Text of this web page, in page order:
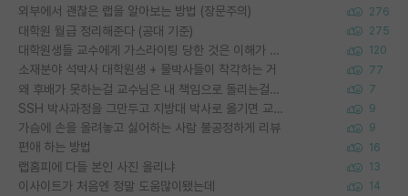
외부에서 괜찮은 랩을 알아보는 방법 (장문주의) 276
대학원 월급 정리해준다 (공대 기준) 275
대학원생들 교수에게 가스라이팅 당한 것은 이해가 갑니다. 안타깝네요. 120
소재분야 석박사 대학원생 + 물박사들이 착각하는 거 77
왜 후배가 못하는걸 교수님은 내 책임으로 돌리는걸까요? 7
SSH 박사과정을 그만두고 지방대 박사로 옮기면 교수의 꿈은 끝일까요? 9
가슴에 손을 올려놓고 싫어하는 사람 불공정하게 리뷰 9
편애 하는 방법 16
랩홈피에 다들 본인 사진 올리냐 13
이사이트가 처음엔 정말 도움많이됐는데 14